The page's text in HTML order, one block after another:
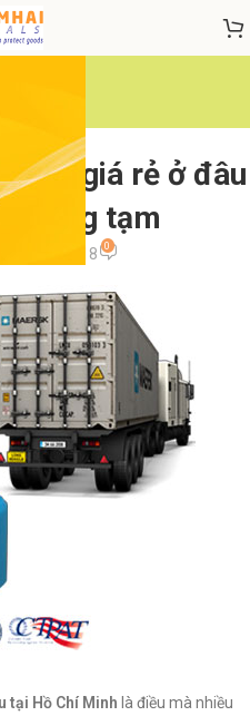
giá rẻ ở đâu
phong tạm
Tháng 7, 2018 0
tại Hồ Chí Minh là điều mà nhiều